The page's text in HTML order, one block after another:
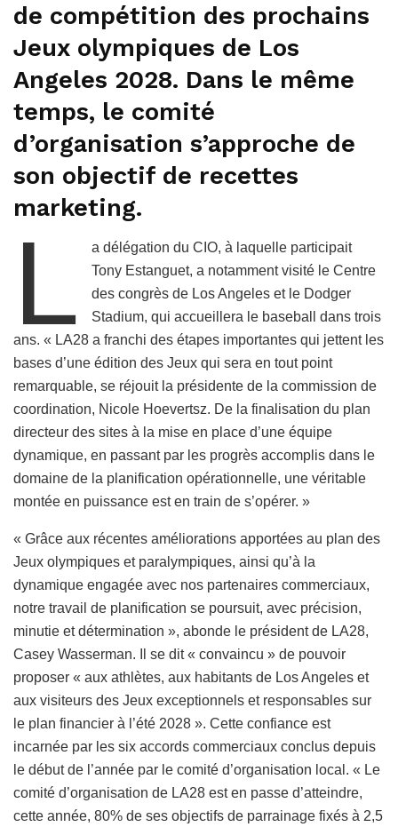
de compétition des prochains
Jeux olympiques de Los
Angeles 2028. Dans le même
temps, le comité
d’organisation s’approche de
son objectif de recettes
marketing.
L
a délégation du CIO, à laquelle participait
Tony Estanguet, a notamment visité le Centre
des congrès de Los Angeles et le Dodger
Stadium, qui accueillera le baseball dans trois
ans. « LA28 a franchi des étapes importantes qui jettent les
bases d’une édition des Jeux qui sera en tout point
remarquable, se réjouit la présidente de la commission de
coordination, Nicole Hoevertsz. De la finalisation du plan
directeur des sites à la mise en place d’une équipe
dynamique, en passant par les progrès accomplis dans le
domaine de la planification opérationnelle, une véritable
montée en puissance est en train de s’opérer. »
« Grâce aux récentes améliorations apportées au plan des
Jeux olympiques et paralympiques, ainsi qu’à la
dynamique engagée avec nos partenaires commerciaux,
notre travail de planification se poursuit, avec précision,
minutie et détermination », abonde le président de LA28,
Casey Wasserman. Il se dit « convaincu » de pouvoir
proposer « aux athlètes, aux habitants de Los Angeles et
aux visiteurs des Jeux exceptionnels et responsables sur
le plan financier à l’été 2028 ». Cette confiance est
incarnée par les six accords commerciaux conclus depuis
le début de l’année par le comité d’organisation local. « Le
comité d’organisation de LA28 est en passe d’atteindre,
cette année, 80% de ses objectifs de parrainage fixés à 2,5